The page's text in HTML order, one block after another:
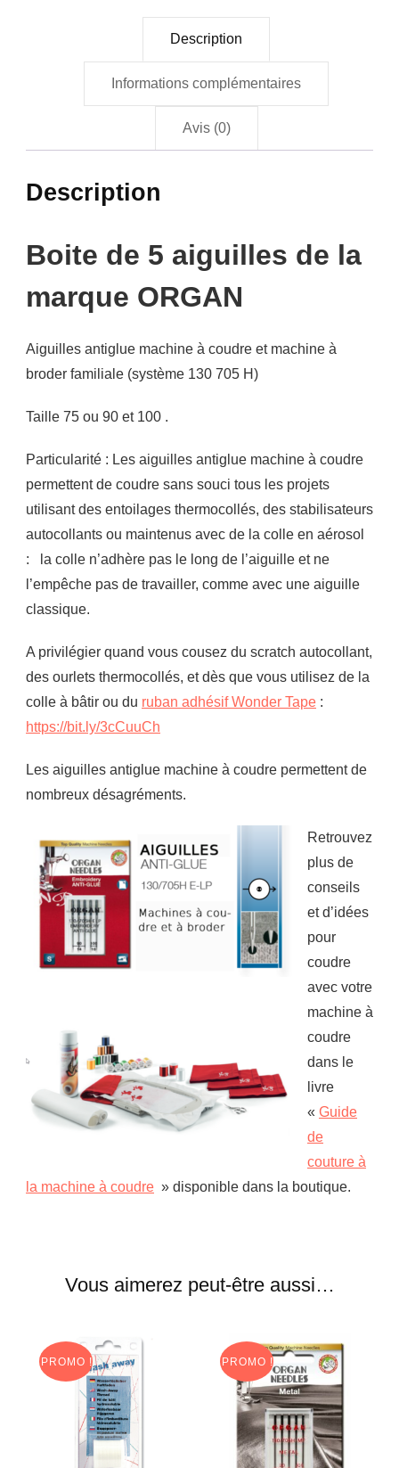
Description
Informations complémentaires
Avis (0)
Description
Boite de 5 aiguilles de la
marque ORGAN
Aiguilles antiglue machine à coudre et machine à
broder familiale (système 130 705 H)
Taille 75 ou 90 et 100 .
Particularité : Les aiguilles antiglue machine à coudre
permettent de coudre sans souci tous les projets
utilisant des entoilages thermocollés, des stabilisateurs
autocollants ou maintenus avec de la colle en aérosol
: la colle n’adhère pas le long de l’aiguille et ne
l’empêche pas de travailler, comme avec une aiguille
classique.
A privilégier quand vous cousez du scratch autocollant,
des ourlets thermocollés, et dès que vous utilisez de la
colle à bâtir ou du ruban adhésif Wonder Tape :
https://bit.ly/3cCuuCh
Les aiguilles antiglue machine à coudre permettent de
nombreux désagréments.
Retrouvez
plus de
conseils
et d’idées
pour
coudre
avec votre
machine à
coudre
dans le
livre
« Guide
de
couture à
la machine à coudre » disponible dans la boutique.
Vous aimerez peut-être aussi…
PROMO ! PROMO !